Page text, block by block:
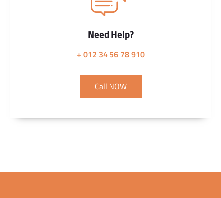
Need Help?
+ 012 34 56 78 910
Call NOW